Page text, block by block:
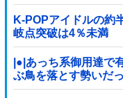
連絡後の店員行動を
実ない」→
K-POPアイドルの約
岐点突破は4％未満
|●|あっち系御用達で
ぶ鳥を落とす勢いだ